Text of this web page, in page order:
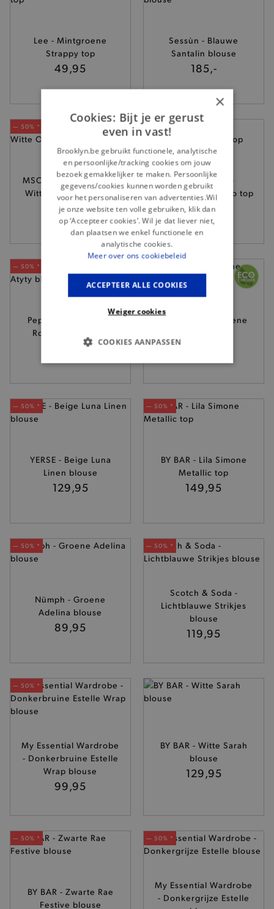
Lee - Mintgroene
Strappy top
49,95
Sessùn - Blauwe
Santalin blouse
185,-
— 50% *
MSCH COPENHAGEN -
Witte Orkidea blouse
79,95
— 50% *
Grace & Mila -
Donkerblauwe Valo top
49,-
— 50% *
Pepe Jeans London -
Roze Atyty blouse
79,95
SkunkFunk - Groene
— 50% *
YERSE - Beige Luna
Linen blouse
129,95
— 50% *
BY BAR - Lila Simone
Metallic top
149,95
— 50% *
Nümph - Groene
Adelina blouse
89,95
— 50% *
Scotch & Soda -
Lichtblauwe Strikjes
blouse
119,95
— 50% *
My Essential Wardrobe
- Donkerbruine Estelle
Wrap blouse
99,95
BY BAR - Witte Sarah
blouse
129,95
— 50% *
BY BAR - Zwarte Rae
Festive blouse
— 50% *
My Essential Wardrobe
- Donkergrijze Estelle
×
Cookies: Bijt je er gerust
even in vast!
Brooklyn.be gebruikt functionele, analytische
en persoonlijke/tracking cookies om jouw
bezoek gemakkelijker te maken. Persoonlijke
gegevens/cookies kunnen worden gebruikt
voor het personaliseren van advertenties.Wil
je onze website ten volle gebruiken, klik dan
op ‘Accepteer cookies’. Wil je dat liever niet,
dan plaatsen we enkel functionele en
analytische cookies.
Meer over ons cookiebeleid
ACCEPTEER ALLE COOKIES
Weiger cookies
COOKIES AANPASSEN
BASIS COOKIES
ANALYTISCHE
FUNCTIONALITEIT
De strikt noodzakelijke cookies verbeteren jouw
smulervaring op de site en zorgen ervoor dat de
buikjes algemene bezoekersinformatie, maar
niet jouw identiteit.
Provider
.brooklyn.be
selected-val .brooklyn.be
pickupAddress